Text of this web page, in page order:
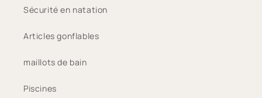
Sécurité en natation
Articles gonflables
maillots de bain
Piscines